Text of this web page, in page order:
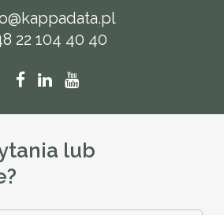
22 104 40 40
lub